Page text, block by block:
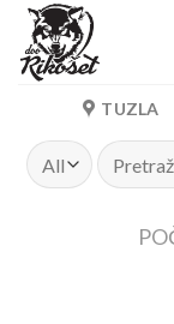
Skip
content
TUZLA
Pretraži: